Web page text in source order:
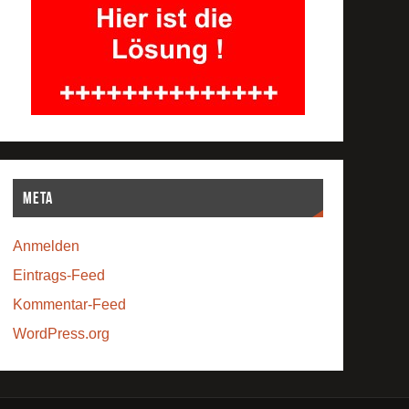
Meta
Anmelden
Eintrags-Feed
Kommentar-Feed
WordPress.org